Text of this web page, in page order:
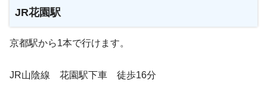
JR花園駅
京都駅から1本で行けます。
JR山陰線 花園駅下車 徒歩16分